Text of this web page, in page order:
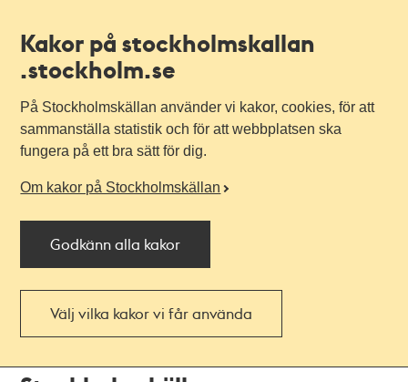
Kakor på stockholmskallan
.stockholm.se
På Stockholmskällan använder vi kakor, cookies, för att
sammanställa statistik och för att webbplatsen ska
fungera på ett bra sätt för dig.
Om kakor på Stockholmskällan
Godkänn alla kakor
Välj vilka kakor vi får använda